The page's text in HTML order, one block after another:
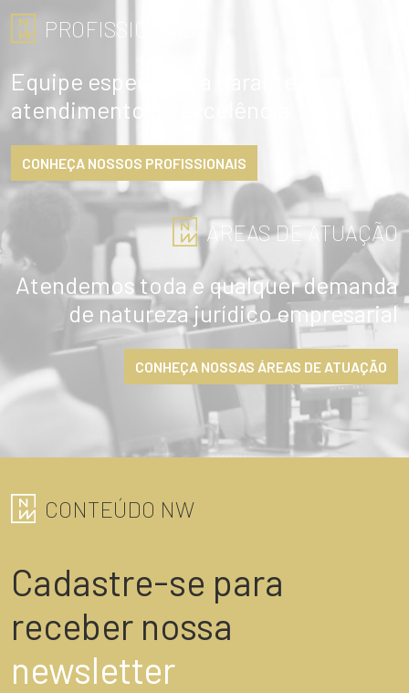
PROFISSIONAIS
Equipe especialista garante
atendimento de excelência
CONHEÇA NOSSOS PROFISSIONAIS
ÁREAS DE ATUAÇÃO
Atendemos toda e qualquer demanda
de natureza jurídico empresarial
CONHEÇA NOSSAS ÁREAS DE ATUAÇÃO
CONTEÚDO NW
Cadastre-se para
receber nossa
newsletter
ENVIAR